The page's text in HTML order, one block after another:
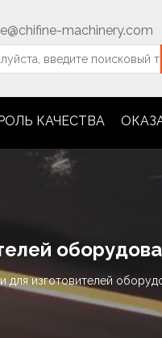
machinery.com
КАЧЕСТВА
для изготовителей